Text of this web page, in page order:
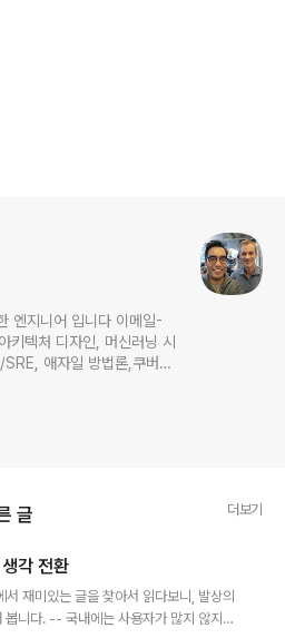
엔지니어 입니다 이메일-
텍처 디자인, 머신러닝 시
애자일 방법론,쿠버네
:
terrycho75/
글 더보기
각 전환
미있는 글을 찾아서 읽다보니, 발상의
니다. -- 국내에는 사용자가 많지 않지